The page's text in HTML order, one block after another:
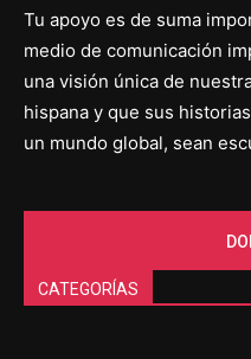
Tu apoyo es de suma
medio de comunicación
una visión única de
hispana y que sus
un mundo global, sean
CATEGORÍAS